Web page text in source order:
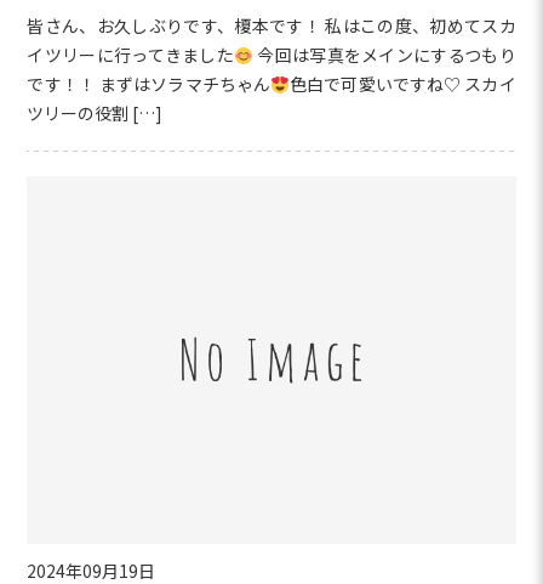
皆さん、お久しぶりです、榎本です！ 私はこの度、初めてスカ
イツリーに行ってきました
今回は写真をメインにするつもり
です！！ まずはソラマチちゃん
色白で可愛いですね♡ スカイ
ツリーの役割 […]
2024年09月19日